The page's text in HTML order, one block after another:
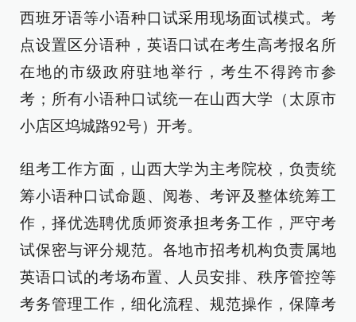
西班牙语等小语种口试采用现场面试模式。考
点设置区分语种，英语口试在考生高考报名所
在地的市级政府驻地举行，考生不得跨市参
考；所有小语种口试统一在山西大学（太原市
小店区坞城路92号）开考。
组考工作方面，山西大学为主考院校，负责统
筹小语种口试命题、阅卷、考评及整体统筹工
作，择优选聘优质师资承担考务工作，严守考
试保密与评分规范。各地市招考机构负责属地
英语口试的考场布置、人员安排、秩序管控等
考务管理工作，细化流程、规范操作，保障考